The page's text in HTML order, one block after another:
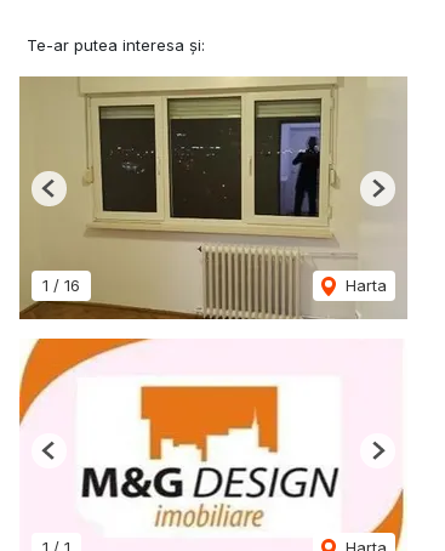
Te-ar putea interesa și:
1 / 16 Harta
Previous Next
Previous Next